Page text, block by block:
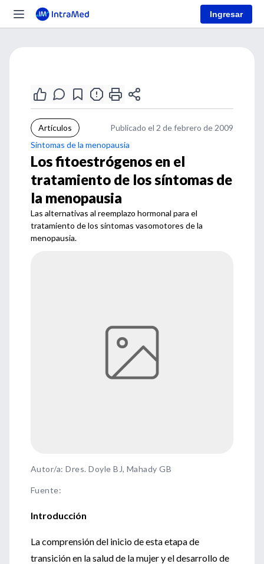
Ingresar
Artículos
Publicado el 2 de febrero de 2009
Síntomas de la menopausia
Los fitoestrógenos en el
tratamiento de los síntomas de
la menopausia
Las alternativas al reemplazo hormonal para el
tratamiento de los síntomas vasomotores de la
menopausia.
Autor/a: Dres. Doyle BJ, Mahady GB
Fuente:
Introducción
La comprensión del inicio de esta etapa de
transición en la salud de la mujer y el desarrollo de